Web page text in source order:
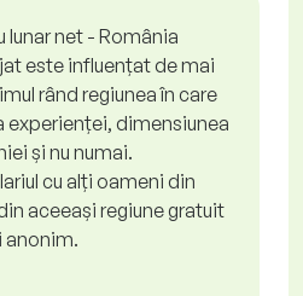
lunar net - România
este influențat de mai
rând regiunea în care
experienței, dimensiunea
și nu numai.
cu alți oameni din
aceeași regiune gratuit
anonim.